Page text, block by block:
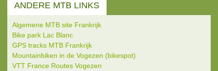
ANDERE MTB LINKS
Algemene MTB site Frankrijk
Bike park Lac Blanc
GPS tracks MTB Frankrijk
Mountainbiken in de Vogezen (bikespot)
VTT France Routes Vogezen